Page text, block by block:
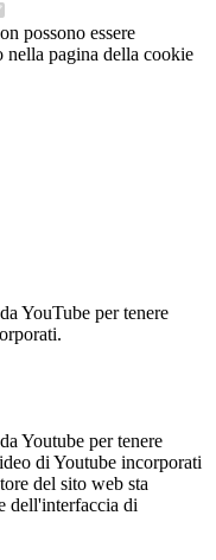
possono essere
nella pagina della cookie
YouTube per tenere
Youtube per tenere
di Youtube incorporati
del sito web sta
dell'interfaccia di